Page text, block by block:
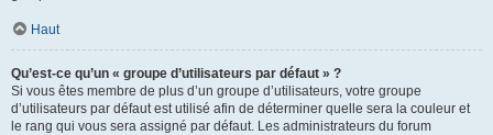
Haut
Qu’est-ce qu’un « groupe d’utilisateurs par défaut » ?
Si vous êtes membre de plus d’un groupe d’utilisateurs, votre groupe
d’utilisateurs par défaut est utilisé afin de déterminer quelle sera la couleur et
le rang qui vous sera assigné par défaut. Les administrateurs du forum